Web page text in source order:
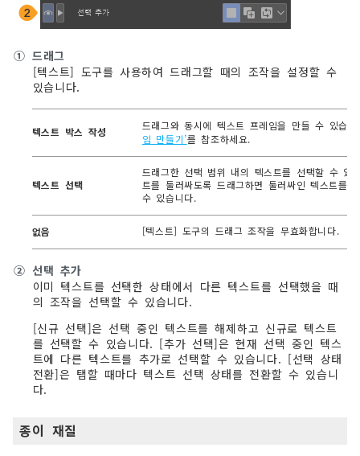
① 드래그
[텍스트] 도구를 사용하여 드래그할 때의 조작을 설정할 수
있습니다.
텍스트 박스 작성
드래그와 동시에 텍스트 프레임을 만들 수 있습
임 만들기’를 참조하세요.
텍스트 선택
드래그한 선택 범위 내의 텍스트를 선택할 수 있
트를 둘러싸도록 드래그하면 둘러싸인 텍스트를
수 있습니다.
없음 [텍스트] 도구의 드래그 조작을 무효화합니다.
② 선택 추가
이미 텍스트를 선택한 상태에서 다른 텍스트를 선택했을 때
의 조작을 선택할 수 있습니다.
[신규 선택]은 선택 중인 텍스트를 해제하고 신규로 텍스트
를 선택할 수 있습니다. [추가 선택]은 현재 선택 중인 텍스
트에 다른 텍스트를 추가로 선택할 수 있습니다. [선택 상태
전환]은 탭할 때마다 텍스트 선택 상태를 전환할 수 있습니
다.
종이 재질